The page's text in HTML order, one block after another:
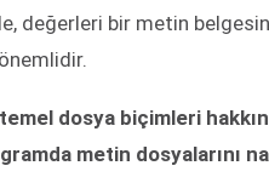
değerleri bir metin
dosya biçimleri
metin dosyalarını